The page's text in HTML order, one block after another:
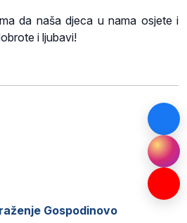
da naša djeca u nama osjete i
i ljubavi!
Gospodinovo